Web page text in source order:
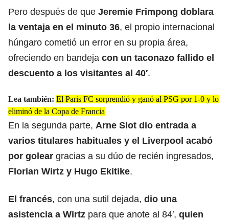
Pero después de que Jeremie Frimpong doblara
la ventaja en el minuto 36, el propio internacional
húngaro cometió un error en su propia área,
ofreciendo en bandeja con un taconazo fallido el
descuento a los visitantes al 40′.
Lea también: El Paris FC sorprendió y ganó al PSG por 1-0 y lo
eliminó de la Copa de Francia
En la segunda parte, Arne Slot dio entrada a
varios titulares habituales y el Liverpool acabó
por golear gracias a su dúo de recién ingresados,
Florian Wirtz y Hugo Ekitike.
El francés, con una sutil dejada, dio una
asistencia a Wirtz para que anote al 84′, quien